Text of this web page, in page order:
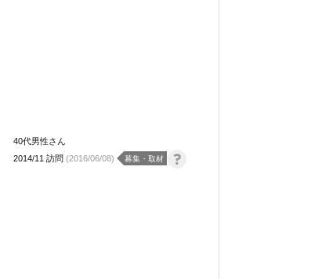
40代男性さん
2014/11 訪問 (2016/06/08) 募集・取材